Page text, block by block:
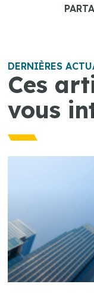
DERNIÈRES
Ces
vous